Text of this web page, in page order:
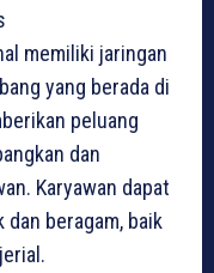
memiliki jaringan
yang berada di
peluang
dan
Karyawan dapat
beragam, baik